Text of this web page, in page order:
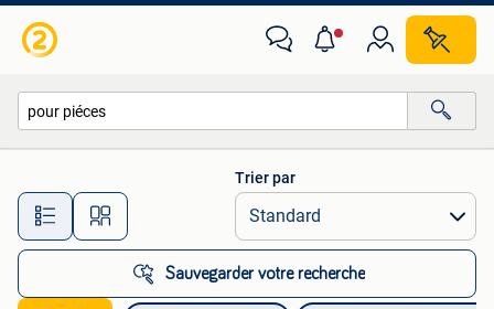
Toutes les distances…
Trier par
Sauvegarder votre recherche